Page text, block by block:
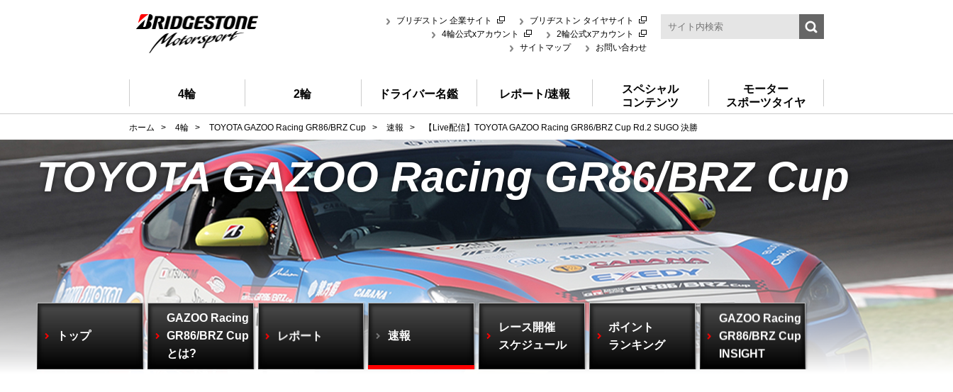
ブリヂストン 企業サイト
ブリヂストン タイヤサイト
4輪公式xアカウント
2輪公式xアカウント
サイトマップ
お問い合わせ
4輪 2輪 ドライバー名鑑 レポート/速報
スペシャル
コンテンツ
モーター
スポーツタイヤ
ホーム > 4輪 > TOYOTA GAZOO Racing GR86/BRZ Cup > 速報 > 【Live配信】TOYOTA GAZOO Racing GR86/BRZ Cup Rd.2 SUGO 決勝
TOYOTA GAZOO Racing GR86/BRZ Cup
トップ
GAZOO Racing
GR86/BRZ Cup
とは?
レポート 速報
レース開催
スケジュール
ポイント
ランキング
GAZOO Racing
GR86/BRZ Cup
INSIGHT